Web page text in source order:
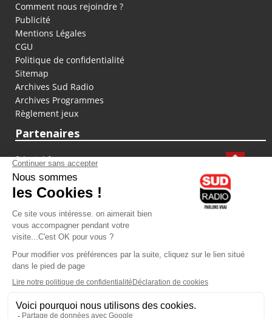
Comment nous rejoindre ?
Publicité
Mentions Légales
CGU
Politique de confidentialité
Sitemap
Archives Sud Radio
Archives Programmes
Règlement jeux
Partenaires
fiducial.fr
lyoncapitale.fr
olympique-et-lyonnais.com
L'application Iphone / Android
Téléchargez l'application
Les cookies
Gestion des cookies